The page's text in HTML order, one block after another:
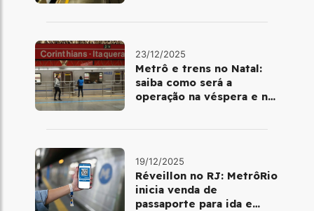
23/12/2025
Metrô e trens no Natal:
saiba como será a
operação na véspera e no
19/12/2025
Réveillon no RJ: MetrôRio
inicia venda de
passaporte para ida e